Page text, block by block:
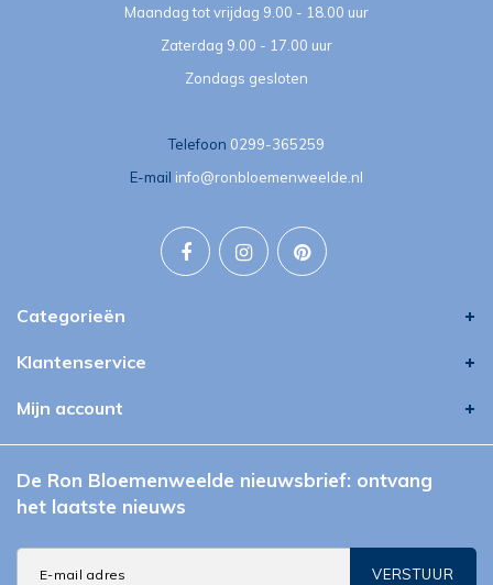
Maandag tot vrijdag 9.00 - 18.00 uur
Zaterdag 9.00 - 17.00 uur
Zondags gesloten
Telefoon 0299-365259
E-mail info@ronbloemenweelde.nl
Categorieën
Klantenservice
Mijn account
De Ron Bloemenweelde nieuwsbrief: ontvang
het laatste nieuws
VERSTUUR